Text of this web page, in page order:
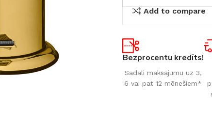
Add to compare
Bezprocentu kredīts!
Sadali maksājumu uz 3,
6 vai pat 12 mēnešiem*